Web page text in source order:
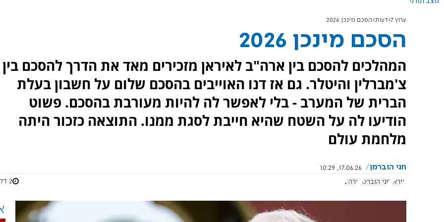
ערוץ 7 דעות הסכם מינכן 2026
הסכם מינכן 2026
המהלכים להסכם בין ארה"ב לאיראן מזכירים מאד את הדרך להסכם בין
צ'מברלין והיטלר. גם אז דנו האוייבים בהסכם שלום על חשבון בעלת
הברית של המערב - בלי לאפשר לה להיות מעורבת בהסכם. פשוט
הודיעו לה על השטח שהיא חייבת לסגת ממנו. התוצאה כזכור היתה
מלחמת עולם
חגי הוברמן
17.06.26, 10:29
איראן חגי הוברמן ארה"ב 2 דקות